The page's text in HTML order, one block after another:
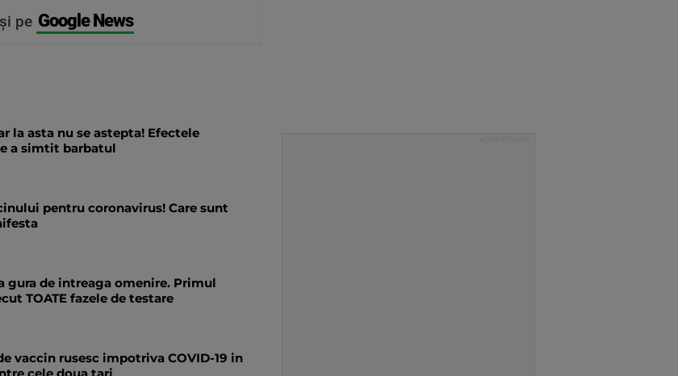
pe Google News
la asta nu se astepta! Efectele
a simtit barbatul
pentru coronavirus! Care sunt
gura de intreaga omenire. Primul
TOATE fazele de testare
vaccin rusesc impotriva COVID-19 in